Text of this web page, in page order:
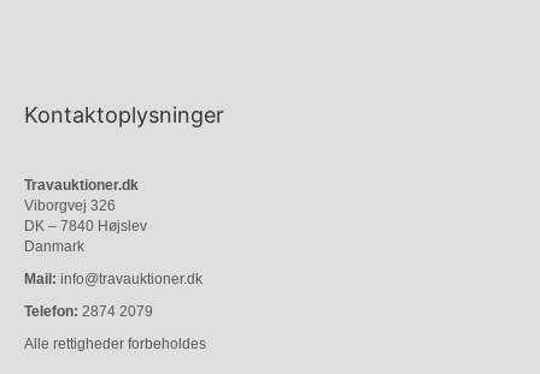
Kontaktoplysninger
Travauktioner.dk
Viborgvej 326
DK – 7840 Højslev
Danmark
Mail: info@travauktioner.dk
Telefon: 2874 2079
Alle rettigheder forbeholdes